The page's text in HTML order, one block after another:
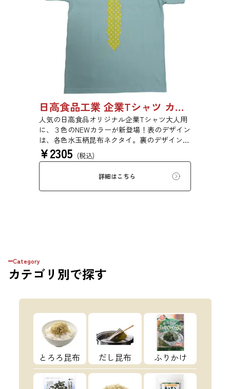
得ている リピーターの多いこだわり派必見の
ブランドです。 日本国内のメーカー管理のも
と、中国の工場で生産されているので、 高品
質＆リーズナブルな価格を実現しています。
上質のオープンエンド糸を使用しているマック
スウエイトTシャツ。 オープンエンドのアメリ
カンな風合いを残しつつ、高品質。 とてもし
っかりした生地で着心地の良いTシャツで
日高食品工業 企業Tシャツ カラー大人用
人気の日高食品オリジナル企業Tシャツ大人用
に、３色のNEWカラーが新登場！表のデザイン
は、各色水玉柄昆布ネクタイ。裏のデザイン
は、NO KONBU，NO LIFE...（昆布のない生活
なんてありえない....）とても貴重な昆布ネクタ
イのTシャツでおしゃれ通を極めてみません
か！ 昆布が好きなあの人へ、レアなTシャツを
コレクションの方へ、普段使いにもう１枚、隠
いるので、 高品質＆リーズナブルな価格を実
現しています。 上質のオープンエンド糸を使
いTシャツです！！
¥2305 (税込)
詳細はこちら
Category
カテゴリ 別で探す
とろろ昆布 だし昆布 ふりかけ